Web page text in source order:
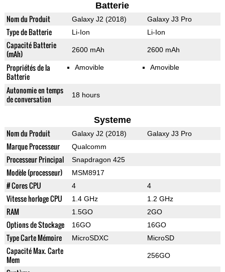
Batterie
Nom du Produit Galaxy J2 (2018) Galaxy J3 Pro
Type de Batterie Li-Ion Li-Ion
Capacité Batterie
(mAh)
2600 mAh 2600 mAh
Propriétés de la
Batterie
Amovible Amovible
Autonomie en temps
de conversation
18 hours
Systeme
Nom du Produit Galaxy J2 (2018) Galaxy J3 Pro
Marque Processeur Qualcomm
Processeur Principal Snapdragon 425
Modèle (processeur) MSM8917
# Cores CPU 4 4
Vitesse horloge CPU 1.4 GHz 1.2 GHz
RAM 1.5GO 2GO
Options de Stockage 16GO 16GO
Type Carte Mémoire MicroSDXC MicroSD
Capacité Max. Carte
Mem
256GO